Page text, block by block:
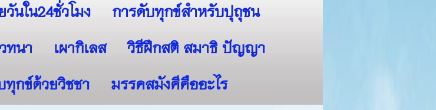
นใน24ชั่วโมง
การดับทุกข์สำหรับปุถุชน
ทนา เผากิเลส
วิธีฝึกสติ สมาธิ ปัญญา
กข์ด้วยวิชชา มรรคสมังคีคืออะไร